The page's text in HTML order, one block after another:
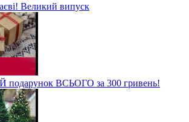
Великий випуск
ВСЬОГО за 300 гривень!